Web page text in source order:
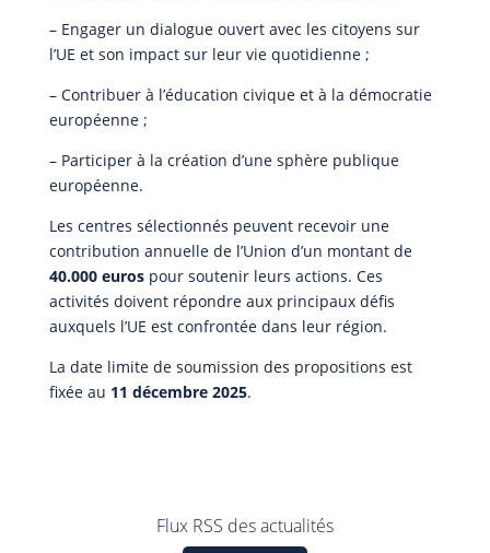
– Engager un dialogue ouvert avec les citoyens sur
l’UE et son impact sur leur vie quotidienne ;
– Contribuer à l’éducation civique et à la démocratie
européenne ;
– Participer à la création d’une sphère publique
européenne.
Les centres sélectionnés peuvent recevoir une
contribution annuelle de l’Union d’un montant de
40.000 eurospour soutenir leurs actions. Ces
activités doivent répondre aux principaux défis
auxquels l’UE est confrontée dans leur région.
La date limite de soumission des propositions est
fixée au 11 décembre 2025.
Flux RSS des actualités